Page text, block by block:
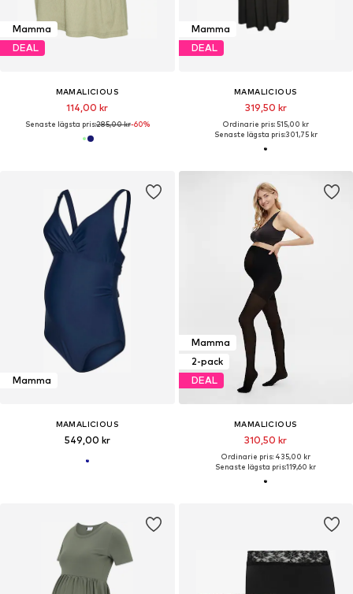
Mamma
DEAL
MAMALICIOUS
114,00 kr
Senaste lägsta pris:285,00 kr-60%
Mamma
DEAL
MAMALICIOUS
319,50 kr
Ordinarie pris: 515,00 kr
Senaste lägsta pris:301,75 kr
Mamma
MAMALICIOUS
549,00 kr
Mamma
2-pack
DEAL
MAMALICIOUS
310,50 kr
Ordinarie pris: 435,00 kr
Senaste lägsta pris:119,60 kr